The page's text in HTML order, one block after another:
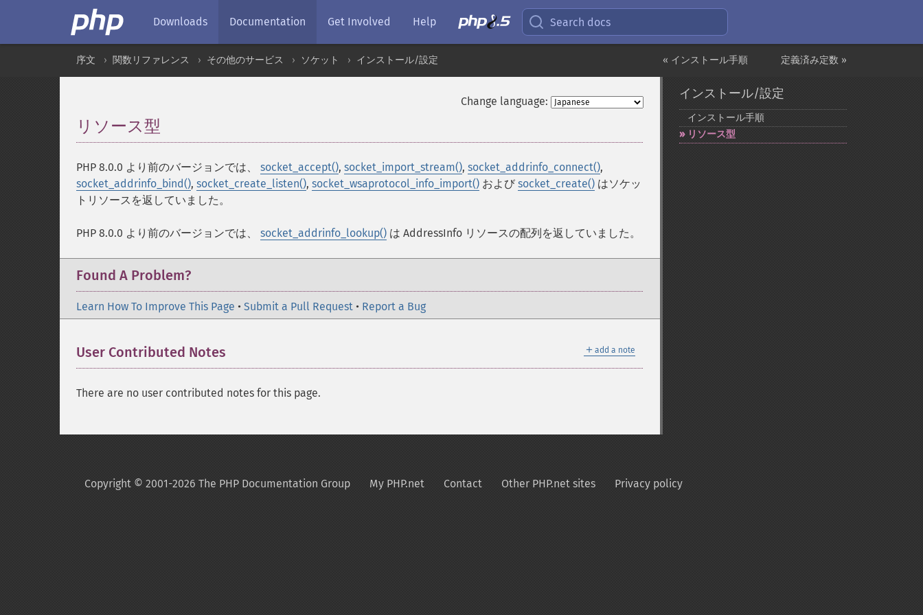
Downloads Documentation Get Involved Help Search docs
定義済み定数 »
« インストール手順
序文 関数リファレンス その他のサービス ソケット インストール/設定
Change language:
リソース型
PHP 8.0.0 より前のバージョンでは、 socket_accept(), socket_import_stream(), socket_addrinfo_connect(),
socket_addrinfo_bind(), socket_create_listen(), socket_wsaprotocol_info_import() および socket_create() はソケッ
トリソースを返していました。
PHP 8.0.0 より前のバージョンでは、 socket_addrinfo_lookup() は AddressInfo リソースの配列を返していました。
Found A Problem?
Learn How To Improve This Page • Submit a Pull Request • Report a Bug
＋ add a note
User Contributed Notes
There are no user contributed notes for this page.
インストール/設定
インストール手順
リソース型
Copyright © 2001-2026 The PHP Documentation Group My PHP.net Contact Other PHP.net sites Privacy policy